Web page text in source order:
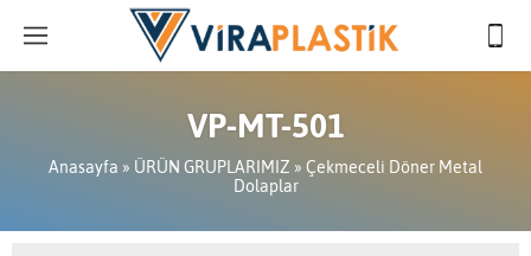
VP-MT-501
Anasayfa » ÜRÜN GRUPLARIMIZ » Çekmeceli Döner Metal
Dolaplar